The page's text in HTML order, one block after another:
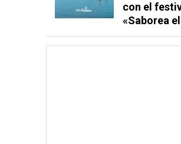
con el
«Saborea